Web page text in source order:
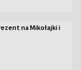
na Mikołajki i